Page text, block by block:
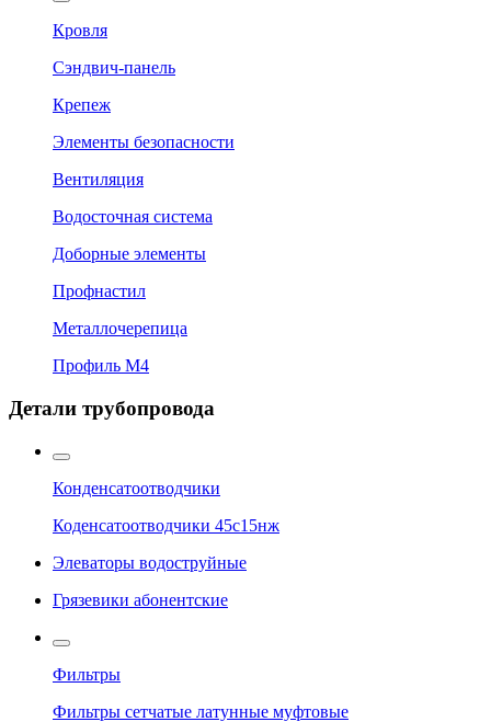
Кровля
Сэндвич-панель
Крепеж
Элементы безопасности
Вентиляция
Водосточная система
Доборные элементы
Профнастил
Металлочерепица
Профиль М4
Детали трубопровода
Конденсатоотводчики
Коденсатоотводчики 45с15нж
Элеваторы водоструйные
Грязевики абонентские
Фильтры
Фильтры сетчатые латунные муфтовые